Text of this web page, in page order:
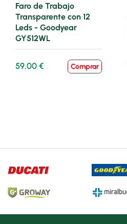
Faro de Trabajo
Transparente con 12
Leds - Goodyear
GY512WL
59,00 € Comprar